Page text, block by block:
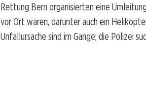
Rettung Bern organisierten eine
vor Ort waren, darunter auch ein
Unfallursache sind im Gange; die Polizei